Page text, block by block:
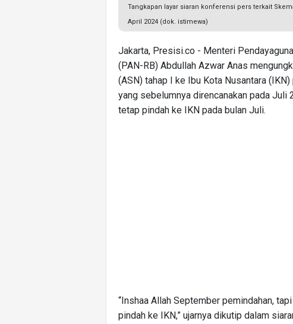
Tangkapan layar siaran konferensi pers terkait
April 2024 (dok. istimewa)
Jakarta, Presisi.co - Menteri
(PAN-RB) Abdullah Azwar Anas
(ASN) tahap I ke Ibu Kota Nusantara
yang sebelumnya direncanakan pada
tetap pindah ke IKN pada bulan Juli.
“Inshaa Allah September pemindahan,
pindah ke IKN,” ujarnya dikutip dalam